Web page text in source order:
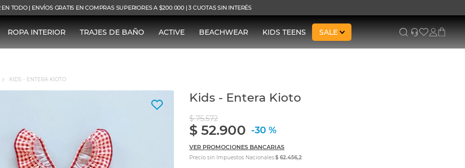
EN TODO | ENVÍOS GRATIS EN COMPRAS SUPERIORES A $200.000 | 3 CUOTAS SIN INTERÉS
ROPA INTERIOR TRAJES DE BAÑO ACTIVE BEACHWEAR KIDS TEENS SALE
KIDS - ENTERA KIOTO
Kids - Entera Kioto
$ 75.572
$ 52.900 -30 %
VER PROMOCIONES BANCARIAS
Precio sin Impuestos Nacionales:$ 62.456,2